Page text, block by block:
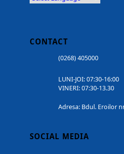
CONTACT
(0268) 405000
LUNI-JOI: 07:30-16:00
VINERI: 07:30-13.30
Adresa: Bdul. Eroilor
SOCIAL MEDIA